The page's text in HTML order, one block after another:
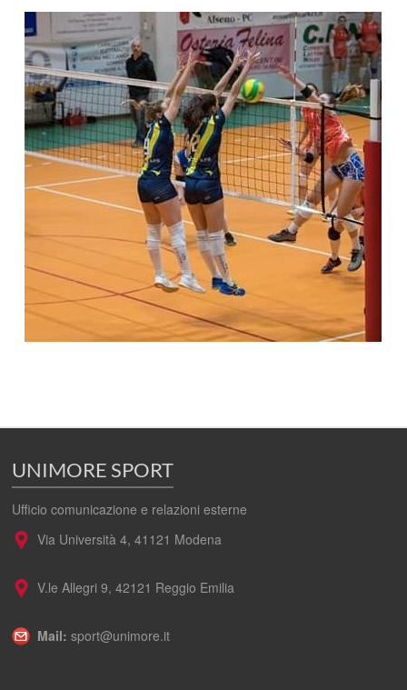
UNIMORE SPORT
Ufficio comunicazione e relazioni esterne
Via Università 4, 41121 Modena
V.le Allegri 9, 42121 Reggio Emilia
Mail:sport@unimore.it